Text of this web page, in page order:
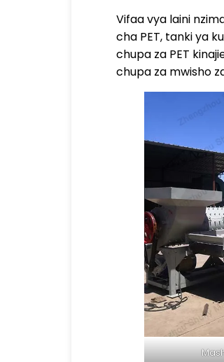
Vifaa vya laini
cha PET, tanki ya
chupa za PET
chupa za mwisho